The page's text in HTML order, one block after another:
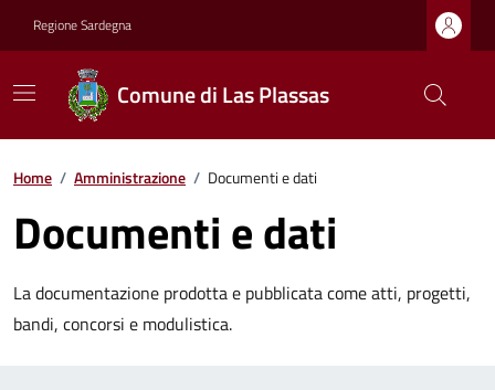
Regione Sardegna
Comune di Las Plassas
Home / Amministrazione / Documenti e dati
Documenti e dati
La documentazione prodotta e pubblicata come atti, progetti,
bandi, concorsi e modulistica.